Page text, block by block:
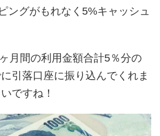
ングがもれなく5%キャッシュ
月間の利用金額合計5％分の
引落口座に振り込んでくれま
ですね！